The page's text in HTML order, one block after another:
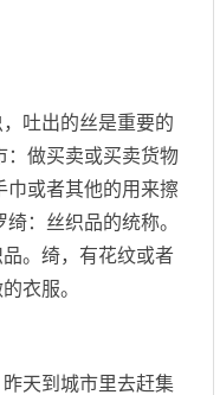
吐出的丝是重要的
：做买卖或买卖货物
巾或者其他的用来擦
：丝织品的统称。
。绮，有花纹或者
衣服。
天到城市里去赶集